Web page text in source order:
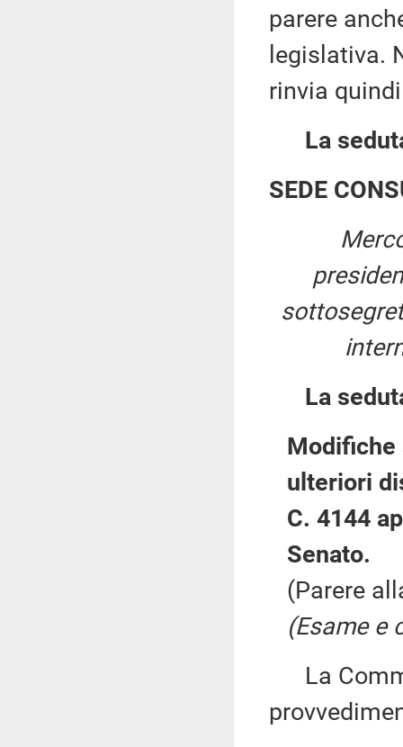
parere
legislativa.
rinvia
La
SEDE
La
Modifiche
ulteriori
C. 4144
Senato.
(Parere
(Esame e
La